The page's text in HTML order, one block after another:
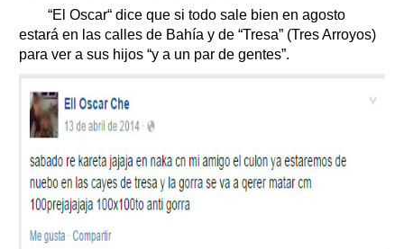
“El Oscar“ dice que si todo sale bien en agosto
estará en las calles de Bahía y de “Tresa” (Tres Arroyos)
para ver a sus hijos “y a un par de gentes”.